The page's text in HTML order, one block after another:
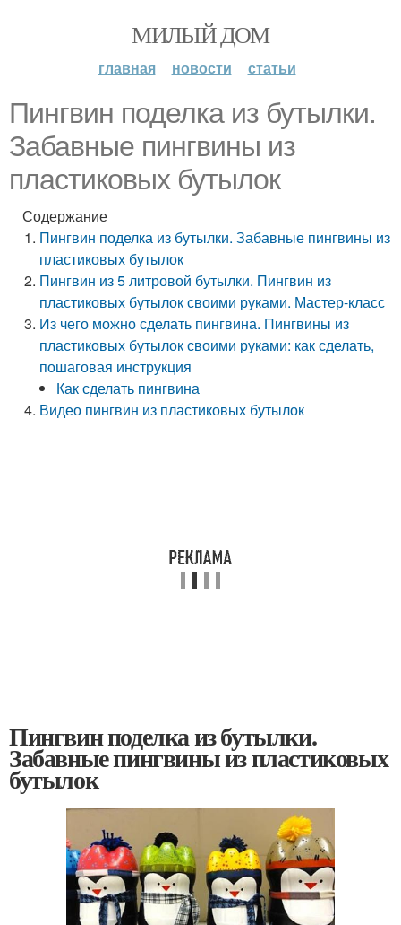
МИЛЫЙ ДОМ
главная новости статьи
Пингвин поделка из бутылки.
Забавные пингвины из
пластиковых бутылок
Содержание
Пингвин поделка из бутылки. Забавные пингвины из
пластиковых бутылок
Пингвин из 5 литровой бутылки. Пингвин из
пластиковых бутылок своими руками. Мастер-класс
Из чего можно сделать пингвина. Пингвины из
пластиковых бутылок своими руками: как сделать,
пошаговая инструкция
Как сделать пингвина
Видео пингвин из пластиковых бутылок
Пингвин поделка из бутылки.
Забавные пингвины из пластиковых
бутылок